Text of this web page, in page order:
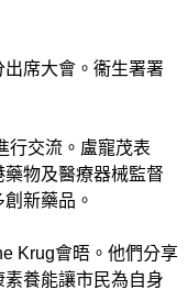
席大會。衞生署署
行交流。盧寵茂表
物及醫療器械監督
新藥品。
Krug會晤。他們分享
養能讓市民為自身